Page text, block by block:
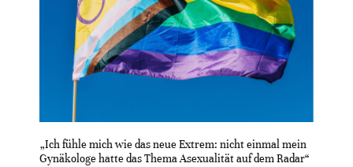
„Ich fühle mich wie das neue Extrem: nicht einmal mein
Gynäkologe hatte das Thema Asexualität auf dem Radar“